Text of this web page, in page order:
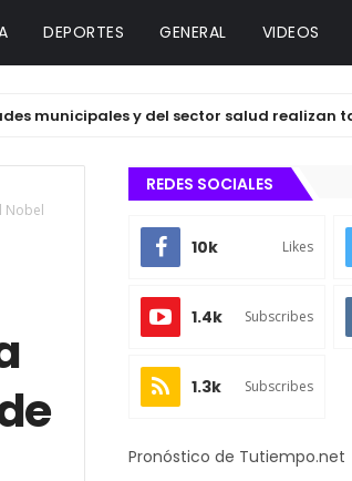
DEPORTES GENERAL VIDEOS
y del sector salud realizan taller
Nobel
REDES SOCIALES
10k Likes
1.4k Subscribes
1.3k Subscribes
Pronóstico de Tutiempo.net